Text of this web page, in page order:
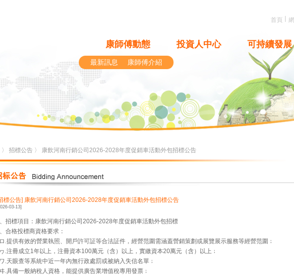
首頁
康師傅動態 投資人中心 可持續發展
最新訊息 康師傅介紹
〉 招標公告 〉 康飲河南行銷公司2026-2028年度促銷車活動外包招標公告
標公告] 康飲河南行銷公司2026-2028年度促銷車活動外包招標公告
03-13]
招標項目：康飲河南行銷公司2026-2028年度促銷車活動外包招標
合格投標商資格要求：
.提供有效的營業執照、開戶許可証等合法証件，經營范圍需涵蓋營銷策劃或展覽展示服務等經營范圍﹔
.注冊成立1年以上，注冊資本100萬元（含）以上，實繳資本20萬元（含）以上﹔
.天眼查等系統中近一年內無行政處罰或被納入失信名單﹔
.具備一般納稅人資格，能提供廣告業增值稅專用發票﹔